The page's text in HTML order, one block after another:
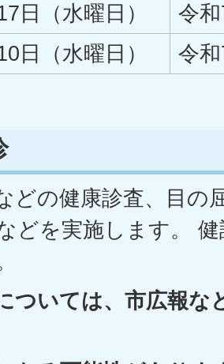
日（水曜日）
令
日（水曜日）
令
どの健康診査、目の
どを実施します。
ついては、市広報な